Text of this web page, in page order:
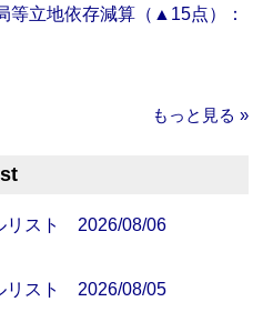
等立地依存減算（▲15点）：
もっと見る »
リスト 2026/08/06
リスト 2026/08/05